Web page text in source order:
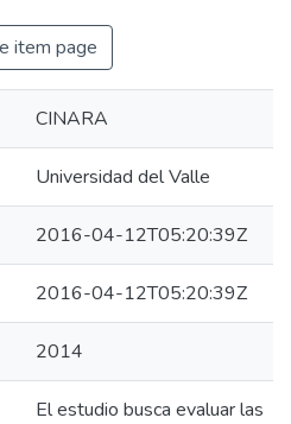
item page
CINARA
Universidad del Valle
2016-04-12T05:20:39Z
2016-04-12T05:20:39Z
2014
El estudio busca evaluar las